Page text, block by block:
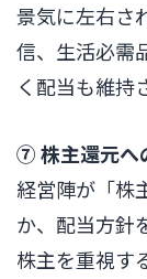
景気に左右さ
信、生活必需
く配当も維持
⑦ 株主還元へ
経営陣が「株
か、配当方針
株主を重視す